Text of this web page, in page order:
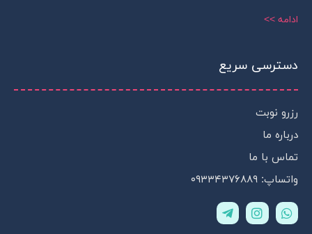
ادامه >>
دسترسی سریع
رزرو نوبت
درباره ما
تماس با ما
واتساپ: ۰۹۳۳۴۳۷۶۸۸۹
W
h
I
n
T
e